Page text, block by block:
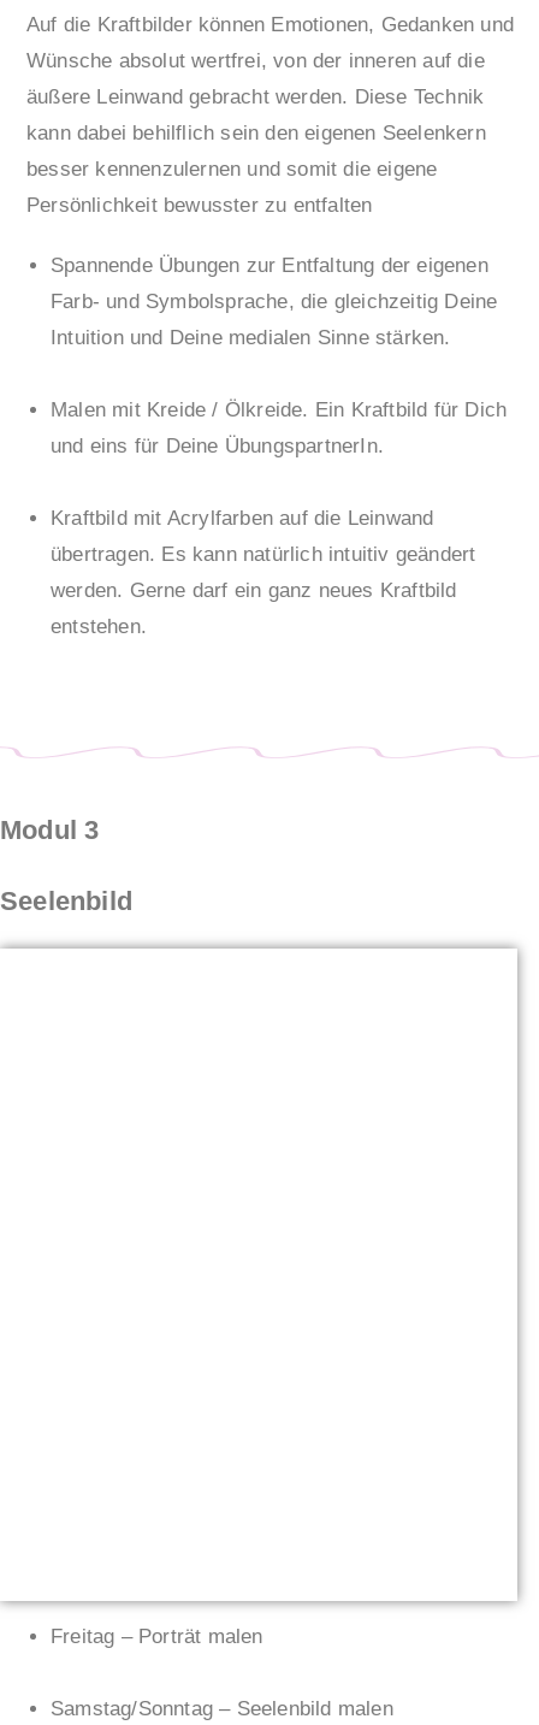
Auf die Kraftbilder können Emotionen, Gedanken und
Wünsche absolut wertfrei, von der inneren auf die
äußere Leinwand gebracht werden. Diese Technik
kann dabei behilflich sein den eigenen Seelenkern
besser kennenzulernen und somit die eigene
Persönlichkeit bewusster zu entfalten
Spannende Übungen zur Entfaltung der eigenen
Farb- und Symbolsprache, die gleichzeitig Deine
Intuition und Deine medialen Sinne stärken.
Malen mit Kreide / Ölkreide. Ein Kraftbild für Dich
und eins für Deine ÜbungspartnerIn.
Kraftbild mit Acrylfarben auf die Leinwand
übertragen. Es kann natürlich intuitiv geändert
werden. Gerne darf ein ganz neues Kraftbild
entstehen.
Modul 3
Seelenbild
Freitag – Porträt malen
Samstag/Sonntag – Seelenbild malen